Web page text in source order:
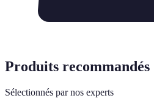
Produits recommandés
Sélectionnés par nos experts